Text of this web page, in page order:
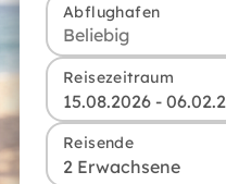
Abflughafen
Reisezeitraum
Reisende
2 Erwachsene